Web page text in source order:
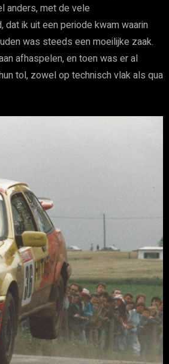
anders, met de vele
ik uit een periode kwam waarin
was steeds een moeilijke zaak.
afhaspelen, en toen was er al
tol, zowel op technisch vlak als qua